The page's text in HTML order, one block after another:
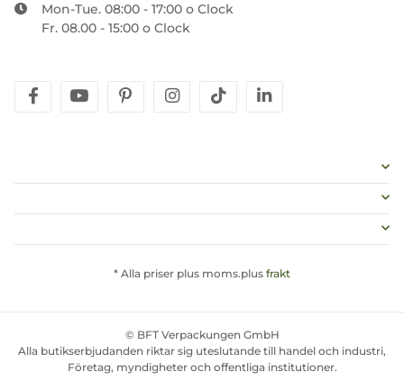
Mon-Tue. 08:00 - 17:00 o Clock
Fr. 08.00 - 15:00 o Clock
facebookyoutubepinterestinstagram
tiktok
* Alla priser plus moms.plus frakt
© BFT Verpackungen GmbH
Alla butikserbjudanden riktar sig uteslutande till handel och industri,
Företag, myndigheter och offentliga institutioner.